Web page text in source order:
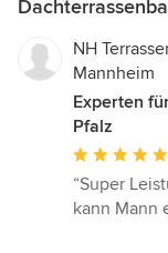
NH
Mannheim
Experten
Pfalz
Bewertung:
5
“Super
kann Mann